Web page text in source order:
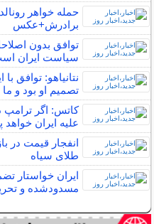
حمله خواهر
برادرش+عکس
توافق بدون
سیاست ایران
نتانیاهو: توافق
تصمیم او بود و ما
کاتس: اگر ترامپ
علیه ایران
انفجار قیمت در
طلای سیاه
ایران خواستار
مسدودشده و